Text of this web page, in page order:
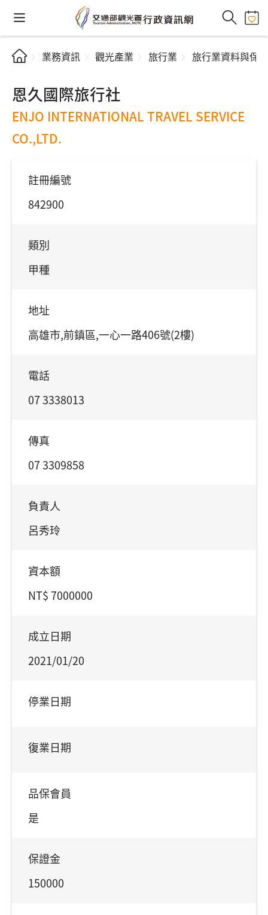
業務資訊 觀光產業 旅行業 旅行業資料與保險
恩久國際旅行社
ENJO INTERNATIONAL TRAVEL SERVICE
CO.,LTD.
註冊編號
842900
類別
甲種
地址
高雄市,前鎮區,一心一路406號(2樓)
電話
07 3338013
傳真
07 3309858
負責人
呂秀玲
資本額
NT$ 7000000
成立日期
2021/01/20
停業日期
復業日期
品保會員
是
保證金
150000